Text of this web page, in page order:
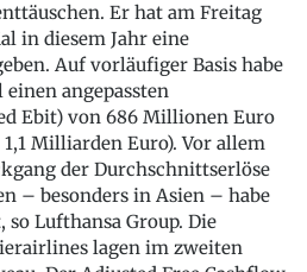
Er hat am Freitag
in diesem Jahr eine
Auf vorläufiger Basis habe
angepassten
Ebit) von 686 Millionen Euro
Milliarden Euro). Vor allem
der Durchschnittserlöse
– besonders in Asien – habe
Lufthansa Group. Die
lagen im zweiten